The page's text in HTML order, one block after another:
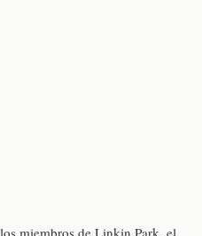
miembros de Linkin Park, el